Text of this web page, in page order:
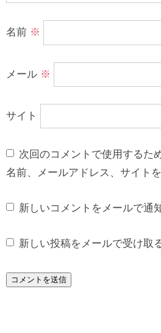
名前 ※
メール ※
サイト
次回のコメントで使用するた
名前、メールアドレス、サイトを
新しいコメントをメールで通
新しい投稿をメールで受け取